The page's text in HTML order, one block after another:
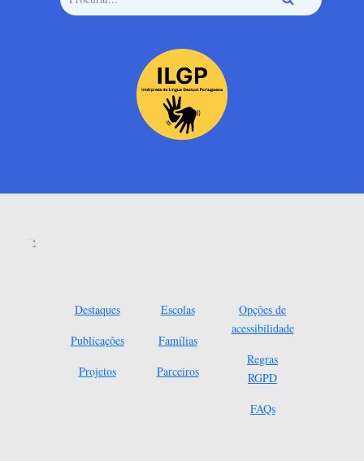
Destaques
Publicações
Projetos
Escolas
Famílias
Parceiros
Opções de
acessibilidade
Regras
RGPD
FAQs